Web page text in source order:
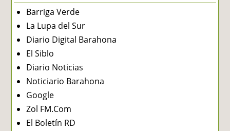
Barriga Verde
La Lupa del Sur
Diario Digital Barahona
El Siblo
Diario Noticias
Noticiario Barahona
Google
Zol FM.Com
El Boletín RD